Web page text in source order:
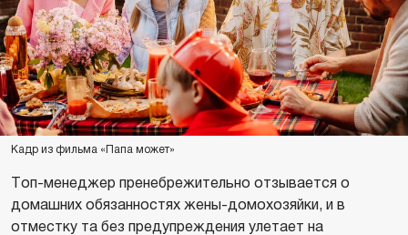
Кадр из фильма «Папа может»
Топ-менеджер пренебрежительно отзывается о
домашних обязанностях жены-домохозяйки, и в
отместку та без предупреждения улетает на